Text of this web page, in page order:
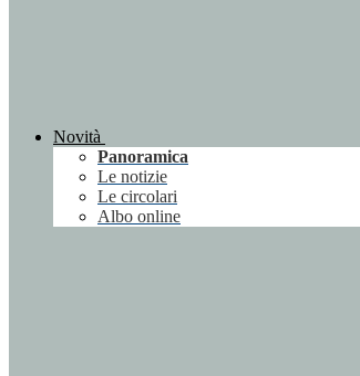
Novità
Panoramica
Le notizie
Le circolari
Albo online